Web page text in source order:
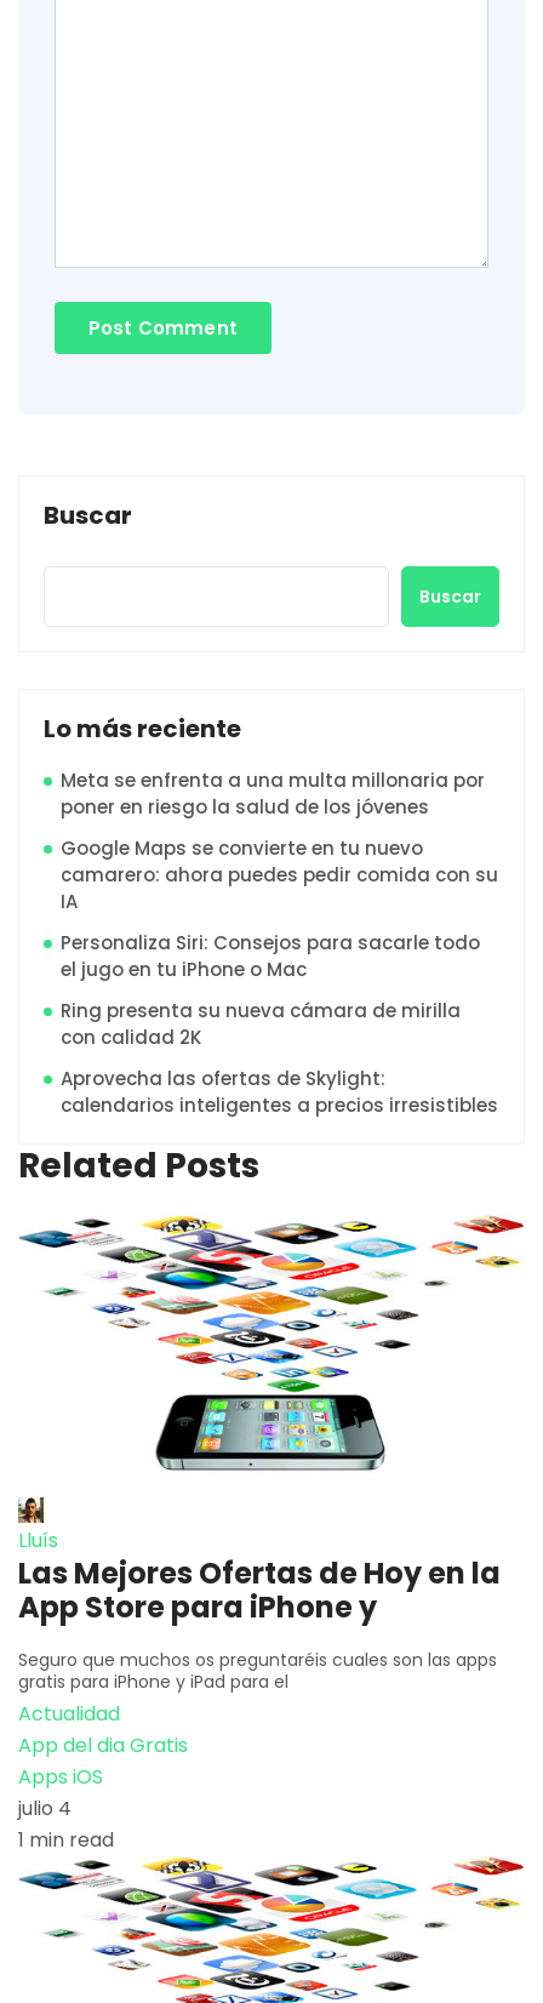
Buscar
Buscar
Lo más reciente
Meta se enfrenta a una multa millonaria por
poner en riesgo la salud de los jóvenes
Google Maps se convierte en tu nuevo
camarero: ahora puedes pedir comida con su
IA
Personaliza Siri: Consejos para sacarle todo
el jugo en tu iPhone o Mac
Ring presenta su nueva cámara de mirilla
con calidad 2K
Aprovecha las ofertas de Skylight:
calendarios inteligentes a precios irresistibles
Related Posts
Lluís
Las Mejores Ofertas de Hoy en la
App Store para iPhone y
Seguro que muchos os preguntaréis cuales son las apps
gratis para iPhone y iPad para el
Actualidad
App del dia Gratis
Apps iOS
julio 4
1 min read